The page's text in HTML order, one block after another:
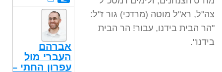
צה"ל, רא"ל מוטה (מרדכי) גור ז"ל:
"הר הבית בידנו, עבור! הר הבית
בידנו".
אברהם
העברי מול
עפרון החתי –